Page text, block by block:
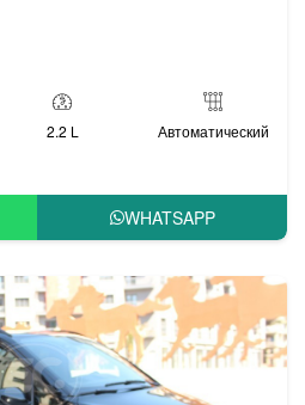
2.2 L Автоматический
WHATSAPP